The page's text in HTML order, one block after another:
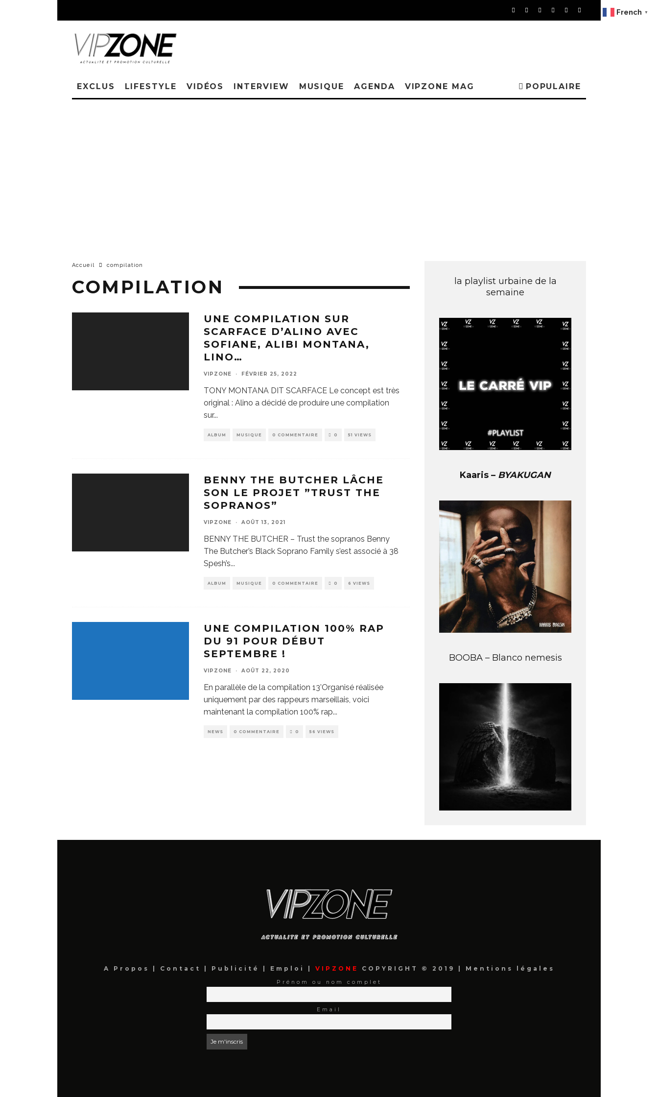
EXCLUS LIFESTYLE VIDÉOS INTERVIEW MUSIQUE AGENDA VIPZONE MAG POPULAIRE
Accueil compilation
COMPILATION
UNE COMPILATION SUR
SCARFACE D’ALINO AVEC
SOFIANE, ALIBI MONTANA,
LINO…
VIPZONE · FÉVRIER 25, 2022
TONY MONTANA DIT SCARFACE Le concept est très
original : Alino a décidé de produire une compilation
sur...
ALBUM MUSIQUE 0 COMMENTAIRE 0 51 VIEWS
BENNY THE BUTCHER LÂCHE
SON LE PROJET ”TRUST THE
SOPRANOS”
VIPZONE · AOÛT 13, 2021
BENNY THE BUTCHER – Trust the sopranos Benny
The Butcher’s Black Soprano Family s’est associé à 38
Spesh’s...
ALBUM MUSIQUE 0 COMMENTAIRE 0 6 VIEWS
UNE COMPILATION 100% RAP
DU 91 POUR DÉBUT
SEPTEMBRE !
VIPZONE · AOÛT 22, 2020
En parallèle de la compilation 13’Organisé réalisée
uniquement par des rappeurs marseillais, voici
maintenant la compilation 100% rap...
NEWS 0 COMMENTAIRE 0 56 VIEWS
la playlist urbaine de la
semaine
Kaaris – BYAKUGAN
BOOBA – Blanco nemesis
A Propos Contact Publicité Emploi VIPZONE COPYRIGHT © 2019 | Mentions légales
Prénom ou nom complet
Email
French ▼